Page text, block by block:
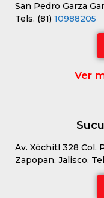
San Pedro Garza
Tels. (81) 10988205
Ver
Av. Xóchitl 328 Col.
Zapopan, Jalisco.